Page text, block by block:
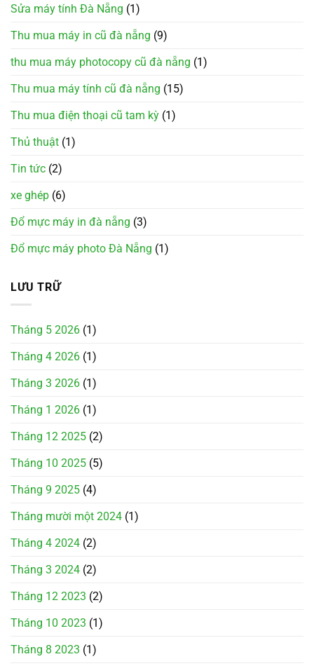
Sửa máy tính Đà Nẵng (1)
Thu mua máy in cũ đà nẵng (9)
thu mua máy photocopy cũ đà nẵng (1)
Thu mua máy tính cũ đà nẵng (15)
Thu mua điện thoại cũ tam kỳ (1)
Thủ thuật (1)
Tin tức (2)
xe ghép (6)
Đổ mực máy in đà nẵng (3)
Đổ mực máy photo Đà Nẵng (1)
LƯU TRỮ
Tháng 5 2026 (1)
Tháng 4 2026 (1)
Tháng 3 2026 (1)
Tháng 1 2026 (1)
Tháng 12 2025 (2)
Tháng 10 2025 (5)
Tháng 9 2025 (4)
Tháng mười một 2024 (1)
Tháng 4 2024 (2)
Tháng 3 2024 (2)
Tháng 12 2023 (2)
Tháng 10 2023 (1)
Tháng 8 2023 (1)